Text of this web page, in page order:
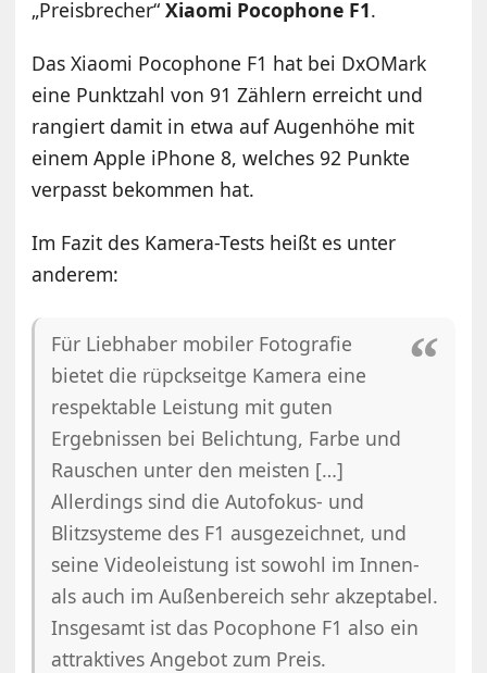
„Preisbrecher“Xiaomi Pocophone F1.
Das Xiaomi Pocophone F1 hat bei DxOMark
eine Punktzahl von 91 Zählern erreicht und
rangiert damit in etwa auf Augenhöhe mit
einem Apple iPhone 8, welches 92 Punkte
verpasst bekommen hat.
Im Fazit des Kamera-Tests heißt es unter
anderem:
Für Liebhaber mobiler Fotografie
bietet die rüpckseitge Kamera eine
respektable Leistung mit guten
Ergebnissen bei Belichtung, Farbe und
Rauschen unter den meisten […]
Allerdings sind die Autofokus- und
Blitzsysteme des F1 ausgezeichnet, und
seine Videoleistung ist sowohl im Innen-
als auch im Außenbereich sehr akzeptabel.
Insgesamt ist das Pocophone F1 also ein
attraktives Angebot zum Preis.